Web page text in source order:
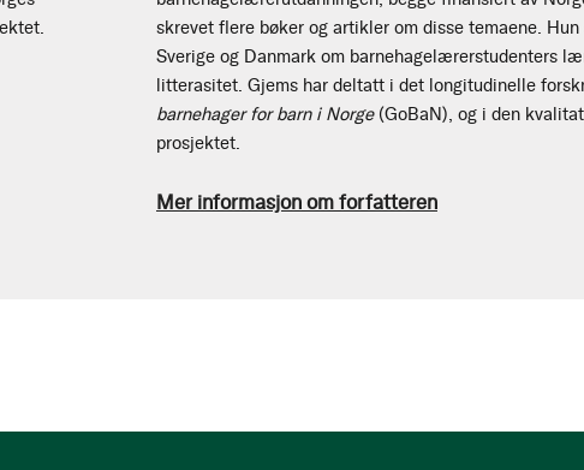
skrevet flere bøker og artikler om disse temaene.
Sverige og Danmark om barnehagelærerstudenters
litterasitet. Gjems har deltatt i det longitudinelle
barnehager for barn i Norge (GoBaN), og i den
prosjektet.
Mer informasjon om forfatteren